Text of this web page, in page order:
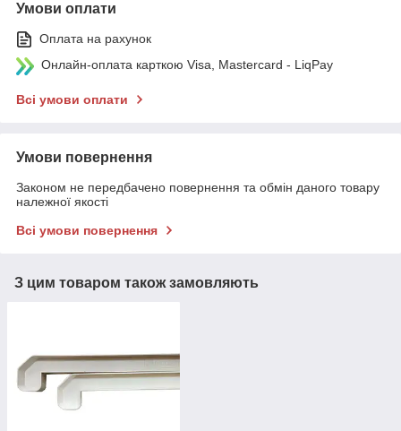
Умови оплати
Оплата на рахунок
Онлайн-оплата карткою Visa, Mastercard - LiqPay
Всі умови оплати
Умови повернення
Законом не передбачено повернення та обмін даного товару
належної якості
Всі умови повернення
З цим товаром також замовляють